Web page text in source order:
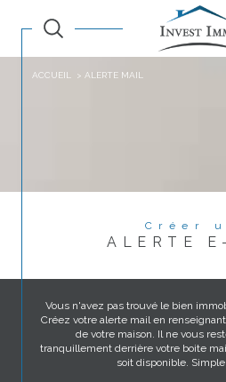
ACCUEIL ALERTE MAIL
Créer
ALERTE
Vous n'avez pas trouvé le bien
Créez votre alerte mail en
de votre maison. Il ne vous
tranquillement derrière votre boite
soit disponible.